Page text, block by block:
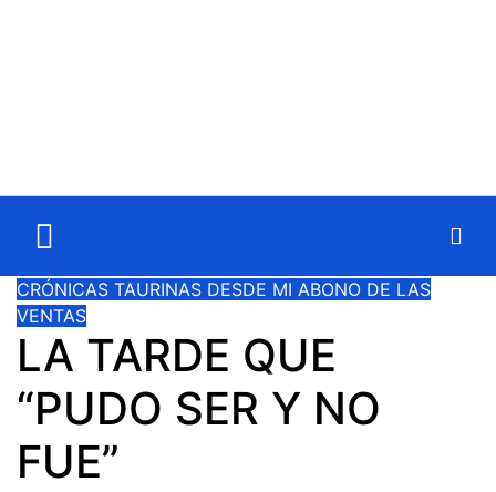
CRÓNICAS TAURINAS DESDE MI ABONO DE LAS
VENTAS
LA TARDE QUE
“PUDO SER Y NO
FUE”